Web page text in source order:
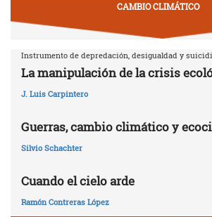
CAMBIO CLIMÁTICO
Instrumento de depredación, desigualdad y
La manipulación de la crisis
J. Luis Carpintero
Guerras, cambio climático y
Silvio Schachter
Cuando el cielo arde
Ramón Contreras López